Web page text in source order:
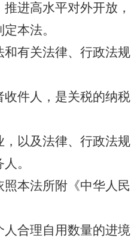
进高水平对外开放，
本法。
有关法律、行政法规
件人，是关税的纳税
以及法律、行政法规
。
本法所附《中华人民
合理自用数量的进境